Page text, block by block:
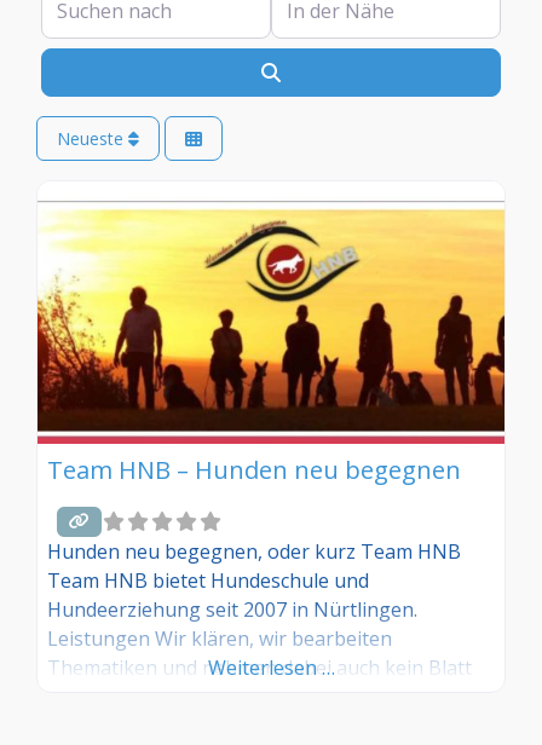
Neueste
Team HNB – Hunden neu begegnen
Hunden neu begegnen, oder kurz Team HNB
Team HNB bietet Hundeschule und
Hundeerziehung seit 2007 in Nürtlingen.
Leistungen Wir klären, wir bearbeiten
Thematiken und nehmen dabei auch kein Blatt
Weiterlesen …